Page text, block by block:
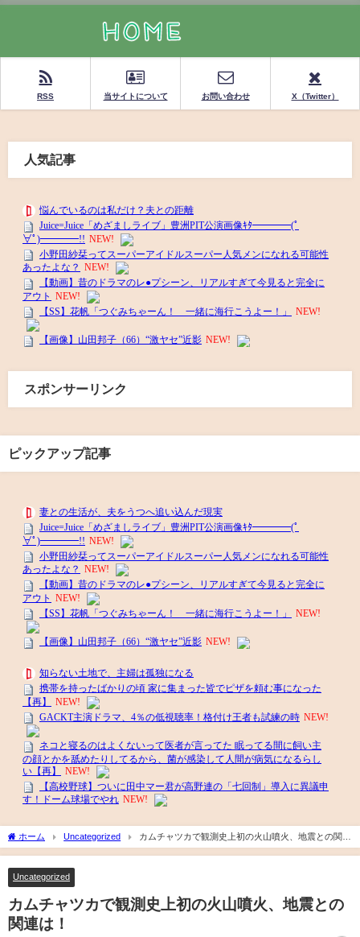
RSS 当サイトについて お問い合わせ X（Twitter）
人気記事
スポンサーリンク
ピックアップ記事
ホーム Uncategorized
カムチャツカで観測史上初の火山噴火、地震との関連
は！
Uncategorized
カムチャツカで観測史上初の火山噴火、地震との
関連は！